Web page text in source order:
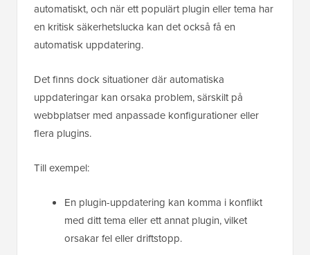
automatiskt, och när ett populärt plugin eller tema har
en kritisk säkerhetslucka kan det också få en
automatisk uppdatering.
Det finns dock situationer där automatiska
uppdateringar kan orsaka problem, särskilt på
webbplatser med anpassade konfigurationer eller
flera plugins.
Till exempel:
En plugin-uppdatering kan komma i konflikt
med ditt tema eller ett annat plugin, vilket
orsakar fel eller driftstopp.